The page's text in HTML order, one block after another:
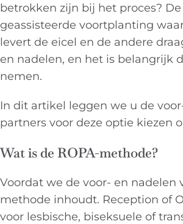
betrokken zijn bij het proces?
geassisteerde voortplanting
levert de eicel en de andere
en nadelen, en het is belangrijk
nemen.
In dit artikel leggen we u de
partners voor deze optie kiezen
Wat is de ROPA-methode?
Voordat we de voor- en
methode inhoudt. Reception of
voor lesbische, biseksuele of